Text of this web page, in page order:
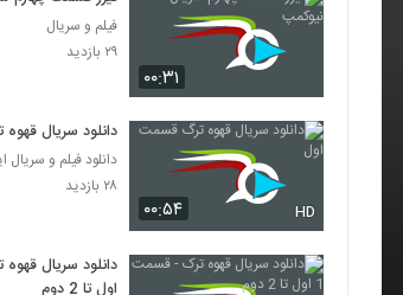
۰۰:۳۱
فیلم و سریال
۲۹ بازدید
۰۰:۵۴ HD
دانلود سریال
۲۸ بازدید
اول تا 2 دوم